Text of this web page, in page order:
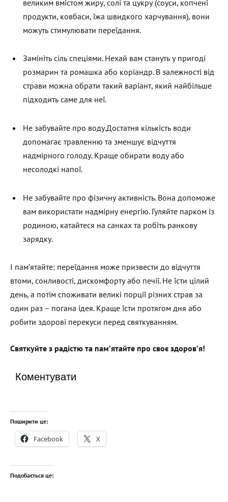
великим вмістом жиру, солі та цукру (соуси, копчені
продукти, ковбаси, їжа швидкого харчування), вони
можуть стимулювати переїдання.
Замініть сіль спеціями. Нехай вам стануть у пригоді
розмарин та ромашка або коріандр. В залежності від
страви можна обрати такий варіант, який найбільше
підходить саме для неї.
Не забувайте про воду.Достатня кількість води
допомагає травленню та зменшує відчуття
надмірного голоду. Краще обирати воду або
несолодкі напої.
Не забувайте про фізичну активність. Вона допоможе
вам використати надмірну енергію. Гуляйте парком із
родиною, катайтеся на санках та робіть ранкову
зарядку.
І пам’ятайте: переїдання може призвести до відчуття
втоми, сонливості, дискомфорту або печії. Не їсти цілий
день, а потім споживати великі порції різних страв за
один раз – погана ідея. Краще їсти протягом дня або
робити здорові перекуси перед святкуванням.
Святкуйте з радістю та пам’ятайте про своє здоров’я!
Коментувати
Поширити це:
Facebook X
Подобається це: